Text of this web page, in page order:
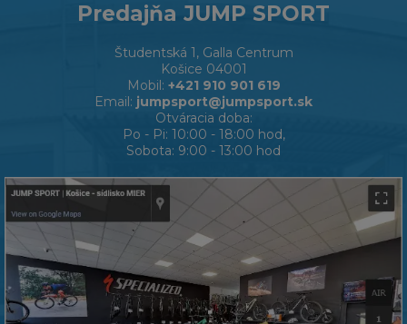
Predajňa JUMP SPORT
Študentská 1, Galla Centrum
Košice 04001
Mobil: +421 910 901 619
Email: jumpsport@jumpsport.sk
Otváracia doba:
Po - Pi: 10:00 - 18:00 hod,
Sobota: 9:00 - 13:00 hod